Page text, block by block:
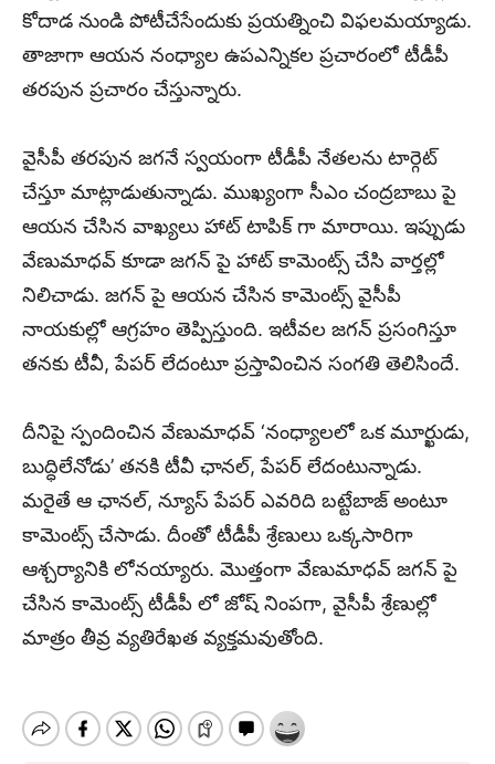
కోదాడ నుండి పోటీచేసేందుకు ప్రయత్నించి విఫలమయ్యాడు.
తాజాగా ఆయన నంధ్యాల ఉపఎన్నికల ప్రచారంలో టీడీపీ
తరపున ప్రచారం చేస్తున్నారు.
వైసీపీ తరపున జగనే స్వయంగా టీడీపీ నేతలను టార్గెట్
చేస్తూ మాట్లాడుతున్నాడు. ముఖ్యంగా సీఎం చంద్రబాబు పై
ఆయన చేసిన వాఖ్యలు హాట్ టాపిక్ గా మారాయి. ఇప్పుడు
వేణుమాధవ్ కూడా జగన్ పై హాట్ కామెంట్స్ చేసి వార్తల్లో
నిలిచాడు. జగన్ పై ఆయన చేసిన కామెంట్స్ వైసీపీ
నాయకుల్లో ఆగ్రహం తెప్పిస్తుంది. ఇటీవల జగన్ ప్రసంగిస్తూ
తనకు టీవీ, పేపర్ లేదంటూ ప్రస్తావించిన సంగతి తెలిసిందే.
దీనిపై స్పందించిన వేణుమాధవ్ ‘నంధ్యాలలో ఒక మూర్ఖుడు,
బుద్ధిలేనోడు’ తనకి టీవీ ఛానల్, పేపర్ లేదంటున్నాడు.
మరైతే ఆ ఛానల్, న్యూస్ పేపర్ ఎవరిది బట్టేబాజ్ అంటూ
కామెంట్స్ చేసాడు. దీంతో టీడీపీ శ్రేణులు ఒక్కసారిగా
ఆశ్చర్యానికి లోనయ్యారు. మొత్తంగా వేణుమాధవ్ జగన్ పై
చేసిన కామెంట్స్ టీడీపీ లో జోష్ నింపగా, వైసీపీ శ్రేణుల్లో
మాత్రం తీవ్ర వ్యతిరేఖత వ్యక్తమవుతోంది.